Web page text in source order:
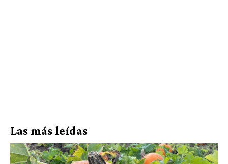
Las más leídas